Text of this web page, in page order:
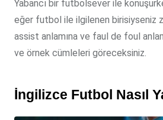
Yabancı bir futbolsever ile
eğer futbol ile ilgilenen birisiyseniz
assist anlamına ve faul de foul
ve örnek cümleleri göreceksiniz.
İngilizce Futbol Nasıl